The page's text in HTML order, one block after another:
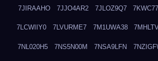
7JIRAAHO 7JJO4AR2 7JLOZ9Q7
7LCWIIY0 7LVURME7 7M1UWA38
7NL020H5 7NS5N00M 7NSA9LFN